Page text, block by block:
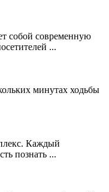
собой современную
...
минутах ходьбы
Каждый
познать ...